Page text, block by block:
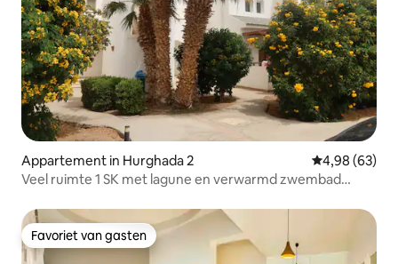
Appartement in Hurghada 2 Gemiddelde
4,98 (63)
Veel ruimte 1 SK met lagune en verwarmd zwembad
Favoriet van gasten
Favoriet van gasten